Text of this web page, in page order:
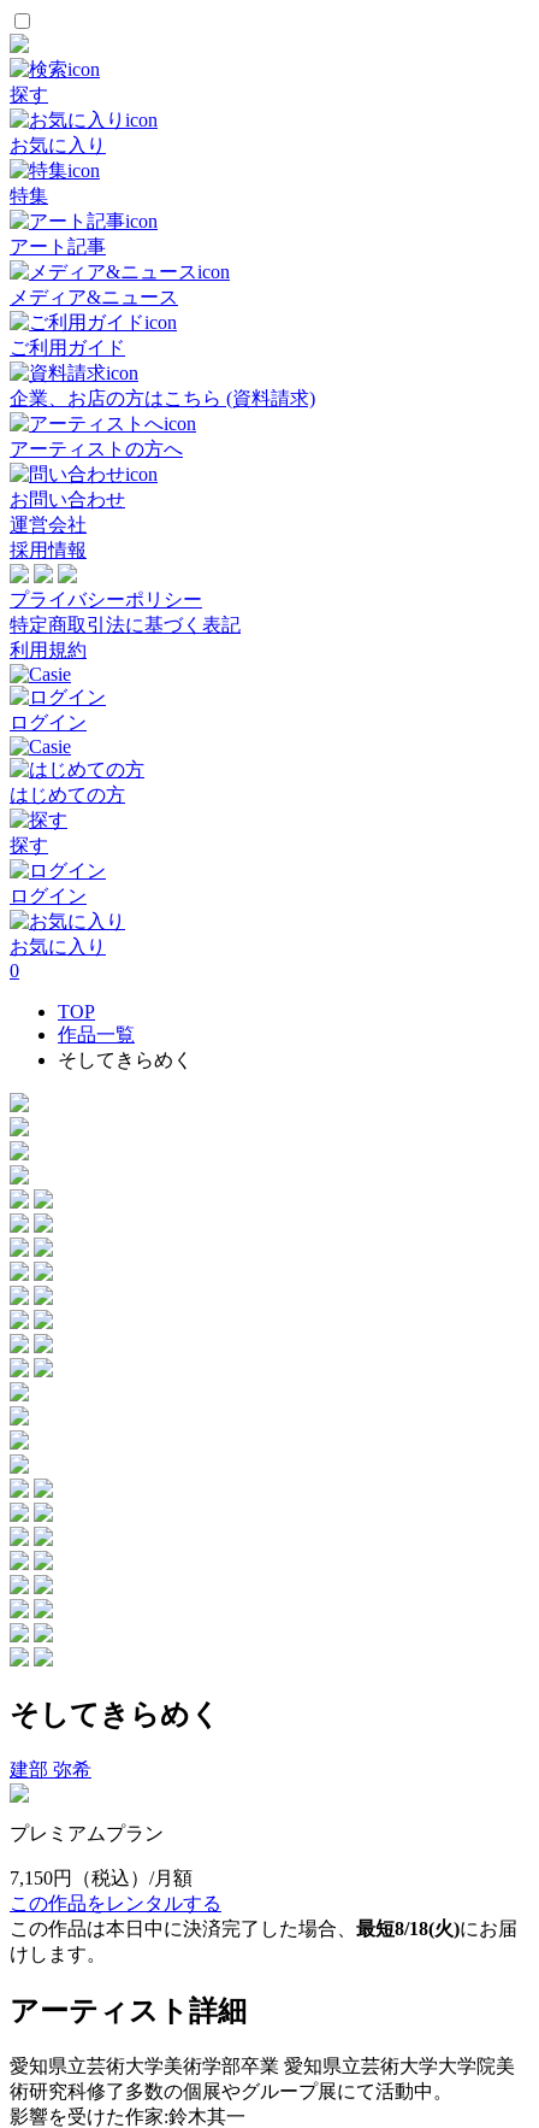
探す
お気に入り
特集
アート記事
メディア&ニュース
ご利用ガイド
企業、お店の方はこちら (資料請求)
アーティストの方へ
お問い合わせ
運営会社
採用情報
プライバシーポリシー
特定商取引法に基づく表記
利用規約
ログイン
はじめての方
探す
ログイン
お気に入り
0
TOP
作品一覧
そしてきらめく
そしてきらめく
建部 弥希
プレミアムプラン
7,150円
（税込）/月額
この作品をレンタルする
この作品は本日中に決済完了した場合、 最短8/18(火)にお届
けします。
アーティスト詳細
愛知県立芸術大学美術学部卒業 愛知県立芸術大学大学院美
術研究科修了多数の個展やグループ展にて活動中。
影響を受けた作家:鈴木其一